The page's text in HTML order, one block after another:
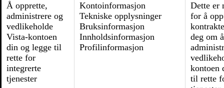
Å opprette,
administrere og
vedlikeholde
Vista-kontoen
din og legge til
rette for
integrerte
tjenester
Kontoinformasjon
Tekniske opplysninger
Bruksinformasjon
Innholdsinformasjon
Profilinformasjon
Dette er
for å
deg om
kontoen
til rette